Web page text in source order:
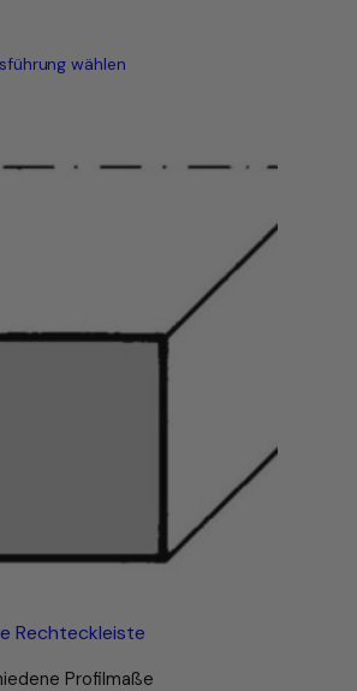
wählen
Rechteckleiste
Profilmaße